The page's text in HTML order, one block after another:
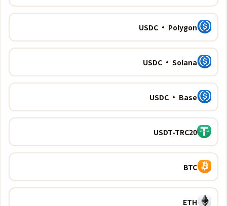
USDC · Polygon
USDC · Solana
USDC · Base
USDT-TRC20
BTC
ETH